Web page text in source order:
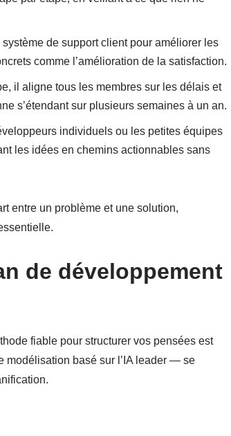
de support client pour améliorer les
comme l’amélioration de la satisfaction.
il aligne tous les membres sur les délais et
s’étendant sur plusieurs semaines à un an.
individuels ou les petites équipes
les idées en chemins actionnables sans
entre un problème et une solution,
de développement
fiable pour structurer vos pensées est
basé sur l’IA leader — se